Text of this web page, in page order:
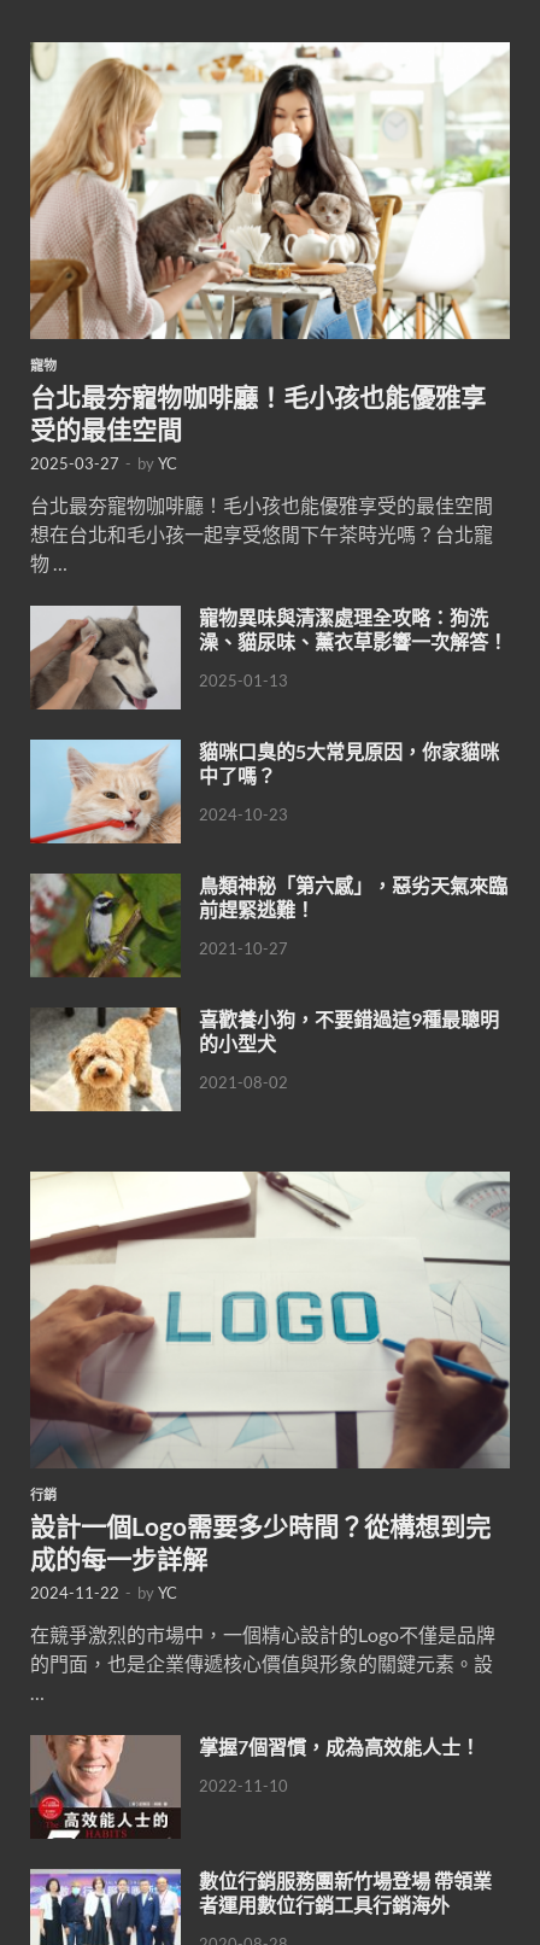
寵物
台北最夯寵物咖啡廳！毛小孩也能優雅享
受的最佳空間
2025-03-27 - byYC
台北最夯寵物咖啡廳！毛小孩也能優雅享受的最佳空間
想在台北和毛小孩一起享受悠閒下午茶時光嗎？台北寵
物 …
寵物異味與清潔處理全攻略：狗洗
澡、貓尿味、薰衣草影響一次解答！
2025-01-13
貓咪口臭的5大常見原因，你家貓咪
中了嗎？
2024-10-23
鳥類神秘「第六感」，惡劣天氣來臨
前趕緊逃難！
2021-10-27
喜歡養小狗，不要錯過這9種最聰明
的小型犬
2021-08-02
行銷
設計一個Logo需要多少時間？從構想到完
成的每一步詳解
2024-11-22 - byYC
在競爭激烈的市場中，一個精心設計的Logo不僅是品牌
的門面，也是企業傳遞核心價值與形象的關鍵元素。設
…
掌握7個習慣，成為高效能人士！
2022-11-10
數位行銷服務團新竹場登場 帶領業
者運用數位行銷工具行銷海外